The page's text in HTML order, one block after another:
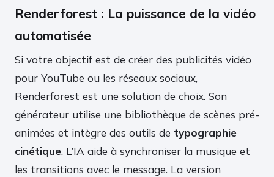
Renderforest : La puissance de la vidéo
automatisée
Si votre objectif est de créer des publicités vidéo
pour YouTube ou les réseaux sociaux,
Renderforest est une solution de choix. Son
générateur utilise une bibliothèque de scènes pré-
animées et intègre des outils de typographie
cinétique. L’IA aide à synchroniser la musique et
les transitions avec le message. La version